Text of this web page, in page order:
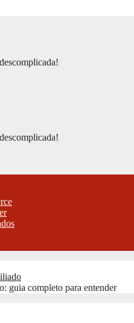
guia completo para entender